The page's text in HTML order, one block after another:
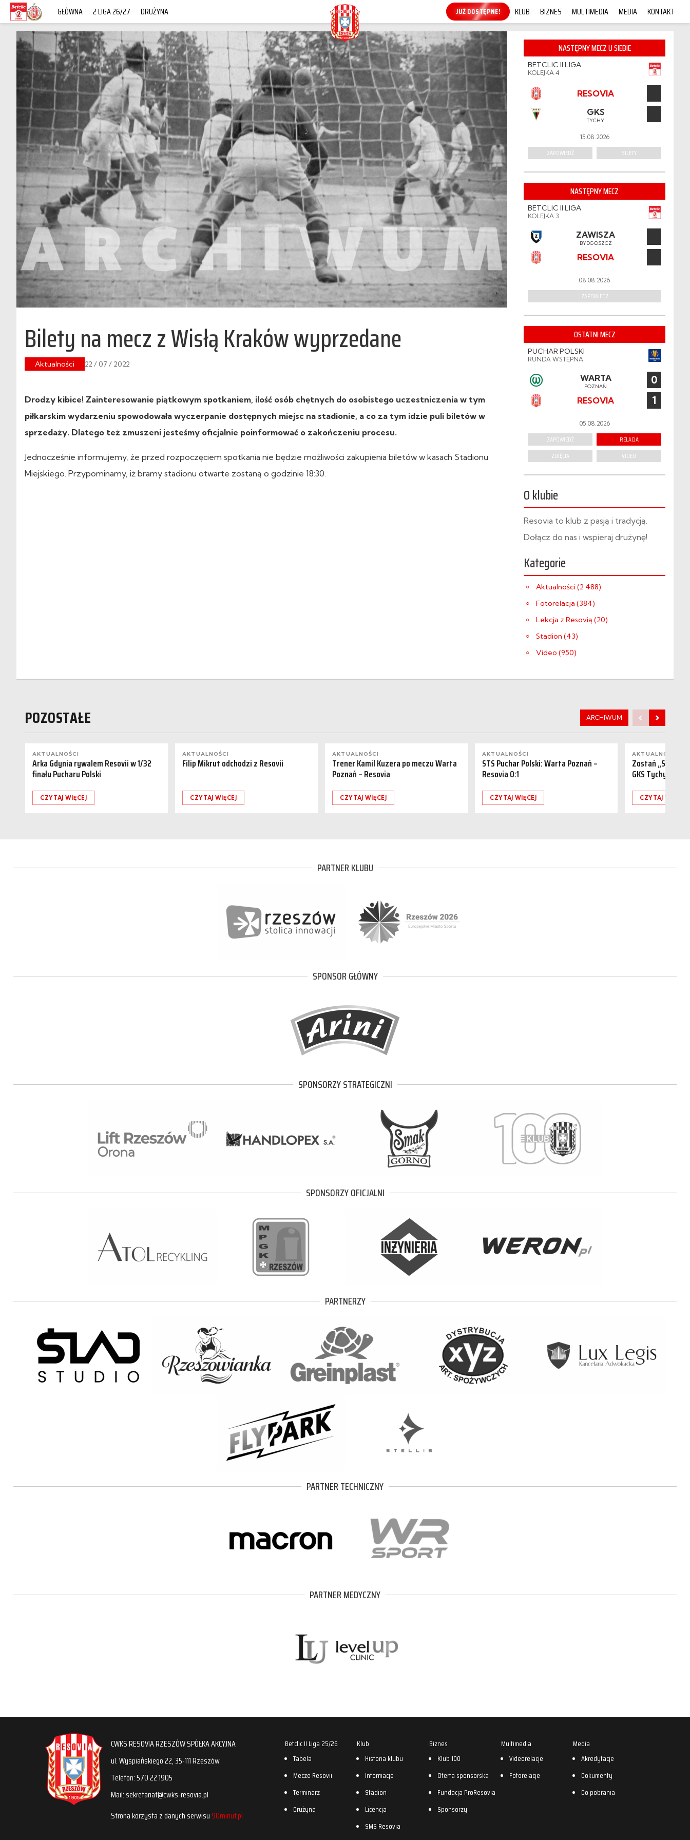
GŁÓWNA 2 LIGA 26/27 DRUŻYNA KUP ONLINE! KLUB BIZNES MULTIMEDIA MEDIA KONTAKT
Bilety na mecz z Wisłą Kraków wyprzedane
Aktualności 22 / 07 / 2022
Drodzy kibice! Zainteresowanie piątkowym spotkaniem, ilość osób chętnych do osobistego uczestniczenia w tym
piłkarskim wydarzeniu spowodowała wyczerpanie dostępnych miejsc na stadionie, a co za tym idzie puli biletów w
sprzedaży. Dlatego też zmuszeni jesteśmy oficjalnie poinformować o zakończeniu procesu.
Jednocześnie informujemy, że przed rozpoczęciem spotkania nie będzie możliwości zakupienia biletów w kasach Stadionu
Miejskiego. Przypominamy, iż bramy stadionu otwarte zostaną o godzinie 18:30.
NASTĘPNY MECZ U SIEBIE
BETCLIC II LIGA
KOLEJKA 4
RESOVIA
GKS
TYCHY
15.08.2026
ZAPOWIEDŹ BILETY
NASTĘPNY MECZ
BETCLIC II LIGA
KOLEJKA 3
ZAWISZA
BYDGOSZCZ
RESOVIA
08.08.2026
ZAPOWIEDŹ
OSTATNI MECZ
PUCHAR POLSKI
RUNDA WSTĘPNA
WARTA
POZNAŃ 0
RESOVIA 1
05.08.2026
ZAPOWIEDŹ
RELACJA
ZDJĘCIA
VIDEO
O klubie
Resovia to klub z pasją i tradycją.
Dołącz do nas i wspieraj drużynę!
Kategorie
Aktualności (2 488)
Fotorelacja (384)
Lekcja z Resovią (20)
Stadion (43)
Video (950)
POZOSTAŁE ARCHIWUM
AKTUALNOŚCI
Arka Gdynia rywalem Resovii w 1/32
finału Pucharu Polski
CZYTAJ WIĘCEJ
AKTUALNOŚCI
Filip Mikrut odchodzi z Resovii
CZYTAJ WIĘCEJ
AKTUALNOŚCI
Trener Kamil Kuzera po meczu Warta
Poznań – Resovia
CZYTAJ WIĘCEJ
AKTUALNOŚCI
STS Puchar Polski: Warta Poznań –
Resovia 0:1
CZYTAJ WIĘCEJ
AKTUALNOŚCI
Zostań
GKS Tychy
CZYTAJ WIĘCEJ
PARTNER KLUBU
SPONSOR GŁÓWNY
SPONSORZY STRATEGICZNI
SPONSORZY OFICJALNI
PARTNERZY
PARTNER TECHNICZNY
PARTNER MEDYCZNY
CWKS RESOVIA RZESZÓW SPÓŁKA AKCYJNA
ul. Wyspiańskiego 22, 35-111 Rzeszów
Telefon: 570 22 1905
Mail: sekretariat@cwks-resovia.pl
Strona korzysta z danych serwisu90minut.pl
Betclic II Liga 25/26
Tabela
Mecze Resovii
Terminarz
Drużyna
Klub
Historia klubu
Informacje
Stadion
Licencja
SMS Resovia
Biznes
Klub 100
Oferta sponsorska
Fundacja ProResovia
Sponsorzy
Multimedia
Videorelacje
Fotorelacje
Media
Akredytacje
Dokumenty
Do pobrania